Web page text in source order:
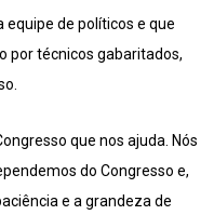
de políticos e que
por técnicos gabaritados,
que nos ajuda. Nós
do Congresso e,
e a grandeza de